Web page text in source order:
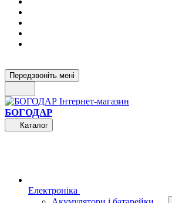
Передзвоніть мені
БОГОДАР
Каталог
Електроніка